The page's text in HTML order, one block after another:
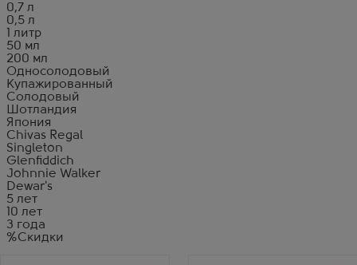
0,7 л
0,5 л
1 литр
50 мл
200 мл
Односолодовый
Купажированный
Солодовый
Шотландия
Япония
Chivas Regal
Singleton
Glenfiddich
Johnnie Walker
Dewar's
5 лет
10 лет
3 года
%Скидки